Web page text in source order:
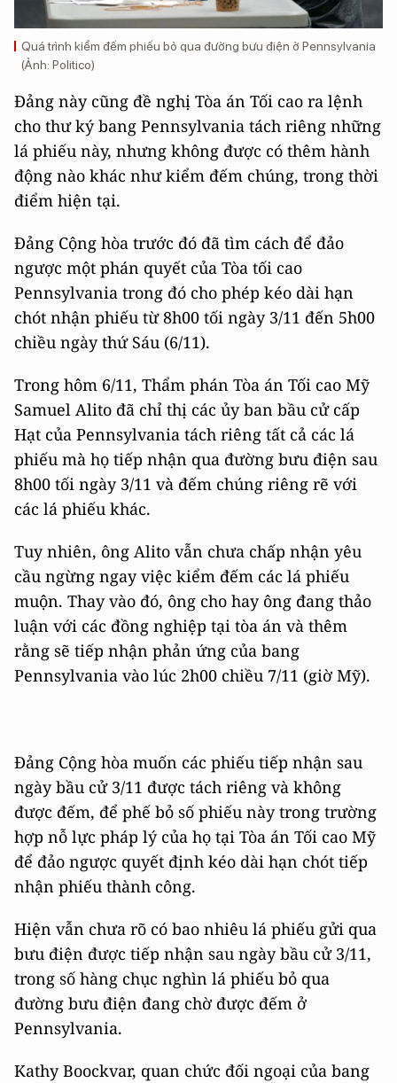
Quá trình kiểm đếm phiếu bỏ qua đường bưu điện ở Pennsylvania
(Ảnh: Politico)
Đảng này cũng đề nghị Tòa án Tối cao ra lệnh
cho thư ký bang Pennsylvania tách riêng những
lá phiếu này, nhưng không được có thêm hành
động nào khác như kiểm đếm chúng, trong thời
điểm hiện tại.
Đảng Cộng hòa trước đó đã tìm cách để đảo
ngược một phán quyết của Tòa tối cao
Pennsylvania trong đó cho phép kéo dài hạn
chót nhận phiếu từ 8h00 tối ngày 3/11 đến 5h00
chiều ngày thứ Sáu (6/11).
Trong hôm 6/11, Thẩm phán Tòa án Tối cao Mỹ
Samuel Alito đã chỉ thị các ủy ban bầu cử cấp
Hạt của Pennsylvania tách riêng tất cả các lá
phiếu mà họ tiếp nhận qua đường bưu điện sau
8h00 tối ngày 3/11 và đếm chúng riêng rẽ với
các lá phiếu khác.
Tuy nhiên, ông Alito vẫn chưa chấp nhận yêu
cầu ngừng ngay việc kiểm đếm các lá phiếu
muộn. Thay vào đó, ông cho hay ông đang thảo
luận với các đồng nghiệp tại tòa án và thêm
rằng sẽ tiếp nhận phản ứng của bang
Pennsylvania vào lúc 2h00 chiều 7/11 (giờ Mỹ).
Đảng Cộng hòa muốn các phiếu tiếp nhận sau
ngày bầu cử 3/11 được tách riêng và không
được đếm, để phế bỏ số phiếu này trong trường
hợp nỗ lực pháp lý của họ tại Tòa án Tối cao Mỹ
để đảo ngược quyết định kéo dài hạn chót tiếp
nhận phiếu thành công.
Hiện vẫn chưa rõ có bao nhiêu lá phiếu gửi qua
bưu điện được tiếp nhận sau ngày bầu cử 3/11,
trong số hàng chục nghìn lá phiếu bỏ qua
đường bưu điện đang chờ được đếm ở
Pennsylvania.
Kathy Boockvar, quan chức đối ngoại của bang